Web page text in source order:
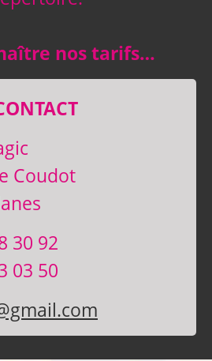
nos tarifs…
Coudot
30 92
03 50